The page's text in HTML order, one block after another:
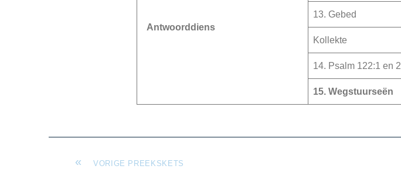
Antwoorddiens
13. Gebed
Kollekte
14. Psalm 122:1 en 2
15. Wegstuurseën
« VORIGE PREEKSKETS